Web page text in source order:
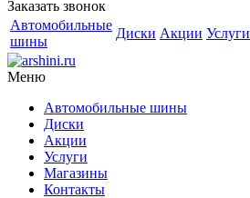
Заказать звонок
Автомобильные
шины
Диски Акции Услуги
Меню
Автомобильные шины
Диски
Акции
Услуги
Магазины
Контакты